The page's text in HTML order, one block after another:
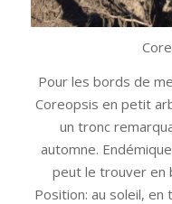
Pour les bords de
Coreopsis en petit
un tronc
automne.
peut le trouver en
Position: au soleil, en